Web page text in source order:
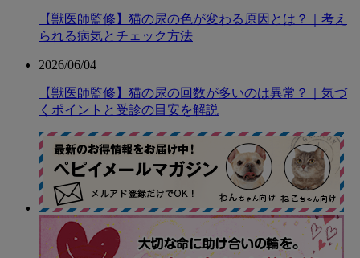
【獣医師監修】猫の尿の色が変わる原因とは？｜考え
られる病気とチェック方法
2026/06/04
【獣医師監修】猫の尿の回数が多いのは異常？｜気づ
くポイントと受診の目安を解説